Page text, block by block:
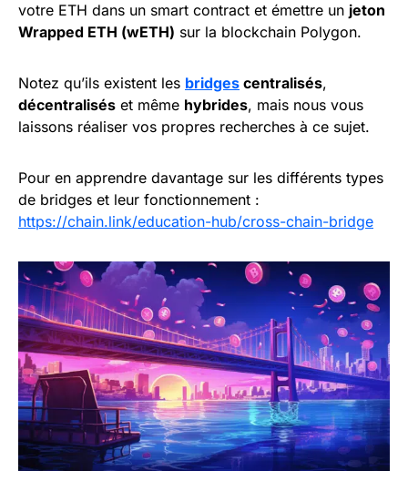
votre ETH dans un smart contract et émettre un jeton
Wrapped ETH (wETH) sur la blockchain Polygon.
Notez qu’ils existent les bridges centralisés,
décentralisés et même hybrides, mais nous vous
laissons réaliser vos propres recherches à ce sujet.
Pour en apprendre davantage sur les différents types
de bridges et leur fonctionnement :
https://chain.link/education-hub/cross-chain-bridge